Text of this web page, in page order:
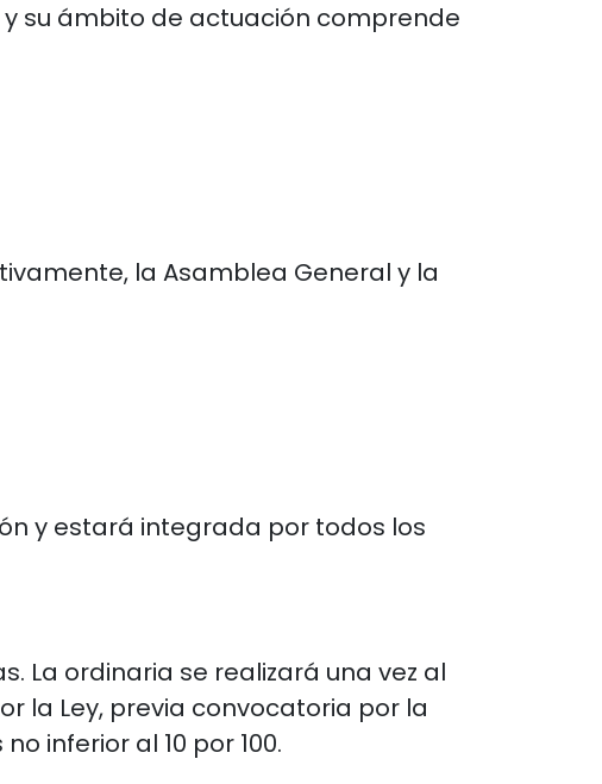
y su ámbito de actuación comprende
la Asamblea General y la
y estará integrada por todos los
La ordinaria se realizará una vez al
la Ley, previa convocatoria por la
inferior al 10 por 100.